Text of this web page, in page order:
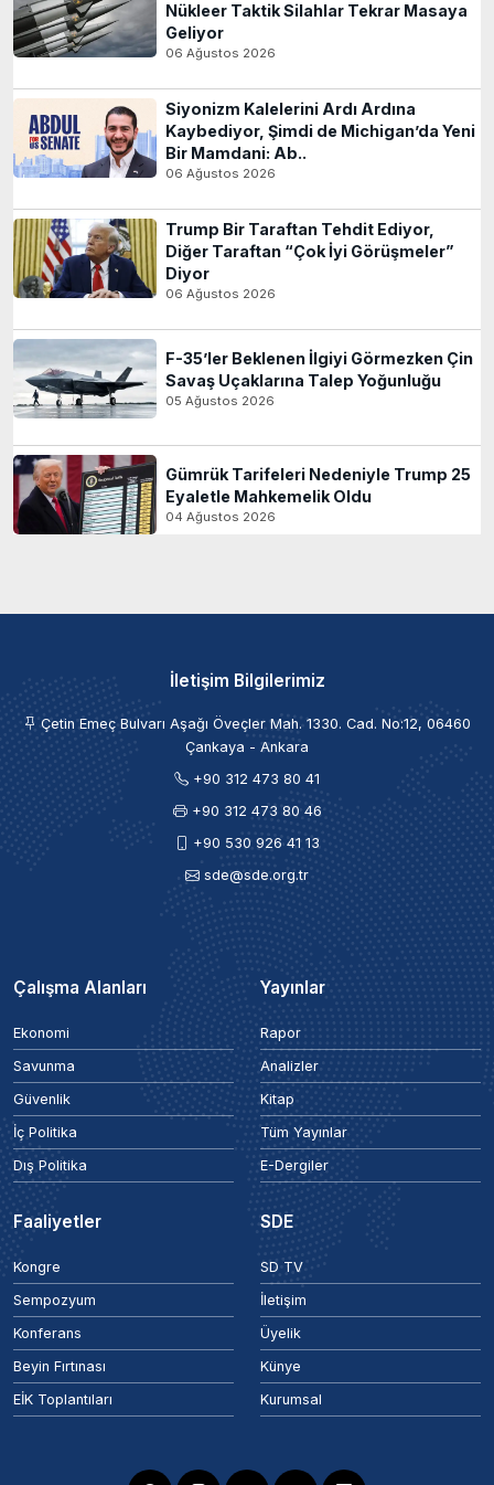
Nükleer Taktik Silahlar Tekrar Masaya
Geliyor
06 Ağustos 2026
Siyonizm Kalelerini Ardı Ardına
Kaybediyor, Şimdi de Michigan’da Yeni
Bir Mamdani: Ab..
06 Ağustos 2026
Trump Bir Taraftan Tehdit Ediyor,
Diğer Taraftan “Çok İyi Görüşmeler”
Diyor
06 Ağustos 2026
F-35’ler Beklenen İlgiyi Görmezken Çin
Savaş Uçaklarına Talep Yoğunluğu
05 Ağustos 2026
Gümrük Tarifeleri Nedeniyle Trump 25
Eyaletle Mahkemelik Oldu
04 Ağustos 2026
İletişim Bilgilerimiz
Çetin Emeç Bulvarı Aşağı Öveçler Mah. 1330. Cad. No:12, 06460
Çankaya - Ankara
+90 312 473 80 41
+90 312 473 80 46
+90 530 926 41 13
sde@sde.org.tr
Çalışma Alanları
Ekonomi
Savunma
Güvenlik
İç Politika
Dış Politika
Yayınlar
Rapor
Analizler
Kitap
Tüm Yayınlar
E-Dergiler
Faaliyetler
Kongre
Sempozyum
Konferans
Beyin Fırtınası
EİK Toplantıları
SDE
SD TV
İletişim
Üyelik
Künye
Kurumsal